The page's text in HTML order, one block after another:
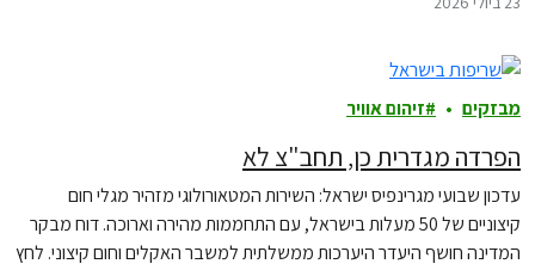
מבזקים זיהום אוויר
הפרדה מגדרית כן, תחב"צ לא
עדכון שבועי מגרינפיס ישראל: השירות המטאורולוגי מזהיר מגלי חום
קיצוניים של 50 מעלות בישראל, עם התחממות מהירה וארוכה. דוח מבקר
המדינה חושף היעדר היערכות ממשלתית למשבר האקלים וחום קיצוני. לחץ